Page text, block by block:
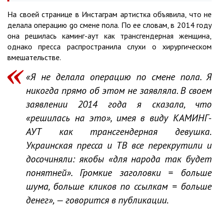
На своей странице в Инстаграм артистка объявила, что не
делала операцию gо смене пола. По ее словам, в 2014 году
она решилась каминг-аут как трансгендерная женщина,
однако пресса распространила слухи о хирургическом
вмешательстве.
«Я не делала операцию по смене пола. Я
никогда прямо об этом не заявляла. В своем
заявлении 2014 года я сказала, что
«решилась на это», имея в виду КАМИНГ-
АУТ как трансгендерная девушка.
Украинская пресса и ТВ все перекрутили и
досочиняли: якобы «для народа так будет
понятней». Громкие заголовки = больше
шума, больше кликов по ссылкам = больше
денег», — говорится в публикации.